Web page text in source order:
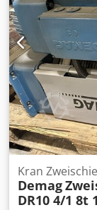
Kran
Demag
DR10 4/1 8t